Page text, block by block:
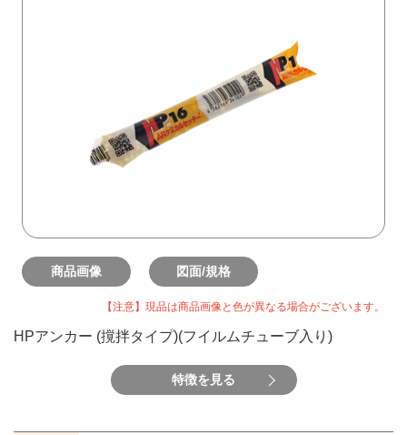
商品画像 図面/規格
【注意】現品は商品画像と色が異なる場合がございます。
HPアンカー (撹拌タイプ)(フイルムチューブ入り)
特徴を見る